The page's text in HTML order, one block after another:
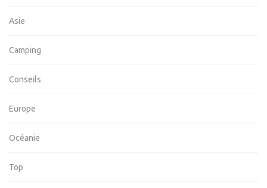
Asie
Camping
Conseils
Europe
Océanie
Top